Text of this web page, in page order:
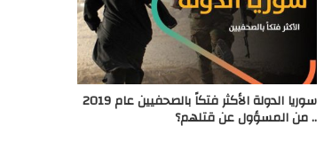
سوريا الدولة الأكثر فتكاً بالصحفيين عام 2019
.. من المسؤول عن قتلهم؟